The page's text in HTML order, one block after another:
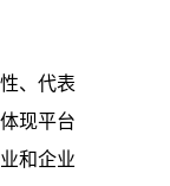
、代表
现平台
和企业